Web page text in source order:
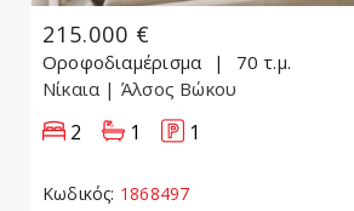
215.000 €
Οροφοδιαμέρισμα
70 τ.μ.
Νίκαια | Άλσος Βώκου
2 1 1
Κωδικός: 1868497